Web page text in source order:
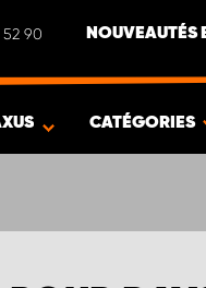
52 90 NOUVEAUTÉS
CATÉGORIES